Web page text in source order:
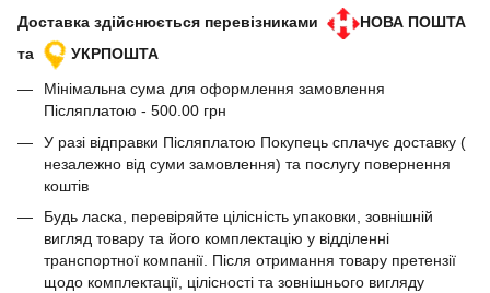
Доставка здійснюється перевізниками
НОВА ПОШТА
та
УКРПОШТА
Мінімальна сума для оформлення замовлення
Післяплатою - 500.00 грн
У разі відправки Післяплатою Покупець сплачує доставку (
незалежно від суми замовлення) та послугу повернення
коштів
Будь ласка, перевіряйте цілісність упаковки, зовнішній
вигляд товару та його комплектацію у відділенні
транспортної компанії. Після отримання товару претензії
щодо комплектації, цілісності та зовнішнього вигляду